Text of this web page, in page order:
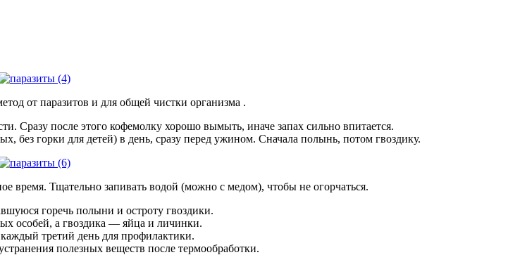
от паразитов и для общей чистки организма .
Сразу после этого кофемолку хорошо вымыть, иначе запах сильно впитается.
без горки для детей) в день, сразу перед ужином. Сначала полынь, потом гвоздику.
время. Тщательно запивать водой (можно с медом), чтобы не огорчаться.
горечь полыни и остроту гвоздики.
особей, а гвоздика — яйца и личинки.
третий день для профилактики.
полезных веществ после термообработки.